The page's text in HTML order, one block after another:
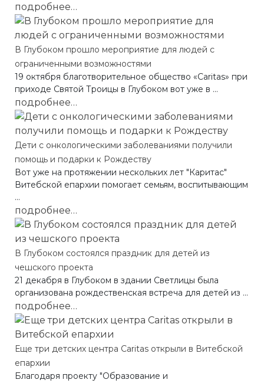
подробнее…
В Глубоком прошло мероприятие для людей с
ограниченными возможностями
19 октября благотворительное общество «Caritas» при
приходе Святой Троицы в Глубоком вот уже в ...
подробнее…
Дети с онкологическими заболеваниями получили
помощь и подарки к Рождеству
Вот уже на протяжении нескольких лет "Каритас"
Витебской епархии помогает семьям, воспитывающим
...
подробнее…
В Глубоком состоялся праздник для детей из
чешского проекта
21 декабря в Глубоком в здании Светлицы была
организована рождественская встреча для детей из ...
подробнее…
Еще три детских центра Caritas открыли в Витебской
епархии
Благодаря проекту "Образование и